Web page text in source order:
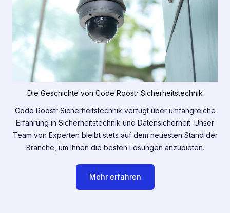
Die Geschichte von Code Roostr Sicherheitstechnik
Code Roostr Sicherheitstechnik verfügt über umfangreiche
Erfahrung in Sicherheitstechnik und Datensicherheit. Unser
Team von Experten bleibt stets auf dem neuesten Stand der
Branche, um Ihnen die besten Lösungen anzubieten.
Mehr erfahren